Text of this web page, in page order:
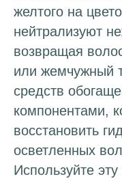
желтого на
нейтрализуют
возвращая
или жемчужный
средств
компонентами,
восстановить
осветленных
Используйте